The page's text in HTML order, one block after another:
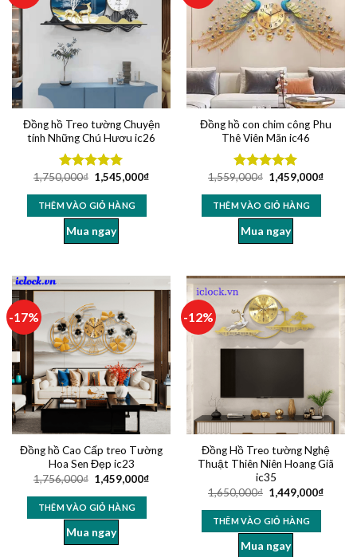
Đồng hồ Treo tường Chuyện
tính Những Chú Hươu ic26
Được xếp
hạng5.00
5 sao
1,750,000₫ 1,545,000₫
THÊM VÀO GIỎ HÀNG
Mua ngay
Đồng hồ con chim công Phu
Thê Viên Mãn ic46
Được xếp
hạng5.00
5 sao
1,559,000₫ 1,459,000₫
THÊM VÀO GIỎ HÀNG
Mua ngay
-17%
Đồng hồ Cao Cấp treo Tường
Hoa Sen Đẹp ic23
1,756,000₫ 1,459,000₫
THÊM VÀO GIỎ HÀNG
Mua ngay
-12%
Đồng Hồ Treo tường Nghệ
Thuật Thiên Niên Hoang Giã
ic35
1,650,000₫ 1,449,000₫
THÊM VÀO GIỎ HÀNG
Mua ngay